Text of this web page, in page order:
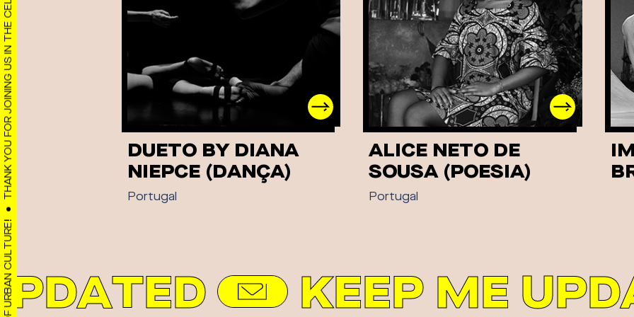
DUETO BY DIANA
NIEPCE (DANÇA)
Portugal
ALICE NETO DE
SOUSA (POESIA)
Portugal
KEEP ME